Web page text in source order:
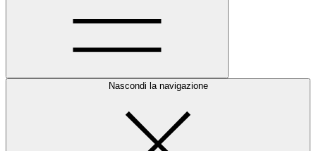
Nascondi la navigazione